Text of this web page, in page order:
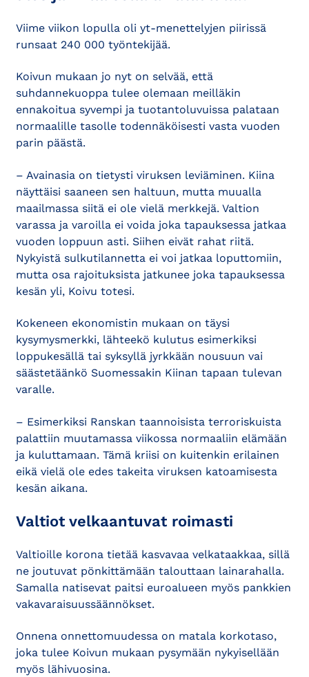
Viime viikon lopulla oli yt-menettelyjen piirissä
runsaat 240 000 työntekijää.
Koivun mukaan jo nyt on selvää, että
suhdannekuoppa tulee olemaan meilläkin
ennakoitua syvempi ja tuotantoluvuissa palataan
normaalille tasolle todennäköisesti vasta vuoden
parin päästä.
– Avainasia on tietysti viruksen leviäminen. Kiina
näyttäisi saaneen sen haltuun, mutta muualla
maailmassa siitä ei ole vielä merkkejä. Valtion
varassa ja varoilla ei voida joka tapauksessa jatkaa
vuoden loppuun asti. Siihen eivät rahat riitä.
Nykyistä sulkutilannetta ei voi jatkaa loputtomiin,
mutta osa rajoituksista jatkunee joka tapauksessa
kesän yli, Koivu totesi.
Kokeneen ekonomistin mukaan on täysi
kysymysmerkki, lähteekö kulutus esimerkiksi
loppukesällä tai syksyllä jyrkkään nousuun vai
säästetäänkö Suomessakin Kiinan tapaan tulevan
varalle.
– Esimerkiksi Ranskan taannoisista terroriskuista
palattiin muutamassa viikossa normaaliin elämään
ja kuluttamaan. Tämä kriisi on kuitenkin erilainen
eikä vielä ole edes takeita viruksen katoamisesta
kesän aikana.
Valtiot velkaantuvat roimasti
Valtioille korona tietää kasvavaa velkataakkaa, sillä
ne joutuvat pönkittämään talouttaan lainarahalla.
Samalla natisevat paitsi euroalueen myös pankkien
vakavaraisuussäännökset.
Onnena onnettomuudessa on matala korkotaso,
joka tulee Koivun mukaan pysymään nykyisellään
myös lähivuosina.